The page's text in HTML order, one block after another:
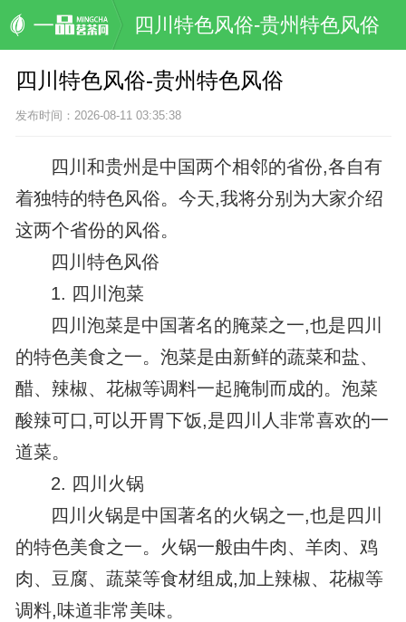
四川特色风俗-贵州特色风俗
四川特色风俗-贵州特色风俗
发布时间：2026-08-11 03:35:38
四川和贵州是中国两个相邻的省份,各自有
着独特的特色风俗。今天,我将分别为大家介绍
这两个省份的风俗。
四川特色风俗
1. 四川泡菜
四川泡菜是中国著名的腌菜之一,也是四川
的特色美食之一。泡菜是由新鲜的蔬菜和盐、
醋、辣椒、花椒等调料一起腌制而成的。泡菜
酸辣可口,可以开胃下饭,是四川人非常喜欢的一
道菜。
2. 四川火锅
四川火锅是中国著名的火锅之一,也是四川
的特色美食之一。火锅一般由牛肉、羊肉、鸡
肉、豆腐、蔬菜等食材组成,加上辣椒、花椒等
调料,味道非常美味。